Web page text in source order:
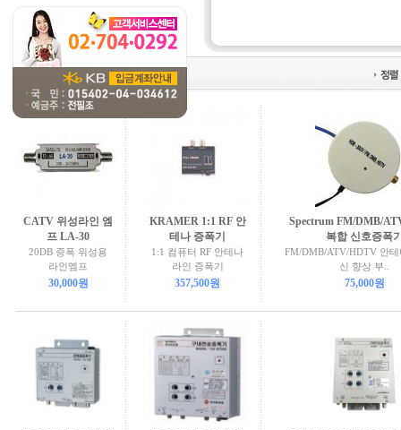
안테나 증폭기 (12개)
CATV 위성라인 엠
프 LA-30
20DB 증폭 위성용
라인엠프
30,000원
KRAMER 1:1 RF 안
테나 증폭기
1:1 컴퓨터 RF 안테나
라인 증폭기
357,500원
Spectrum FM/DMB/
복합 신호증폭
FM/DMB/ATV/HDTV 안테
신 향상 부..
75,000원